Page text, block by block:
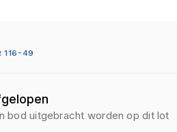
116-49
bod uitgebracht worden op dit lot